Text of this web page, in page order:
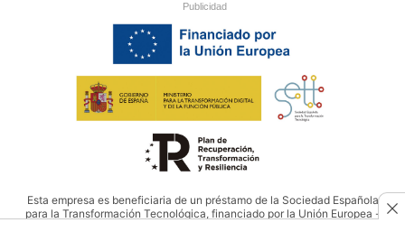
Publicidad
Esta empresa es beneficiaria de un préstamo de la Sociedad Española
para la Transformación Tecnológica, financiado por la Unión Europea -